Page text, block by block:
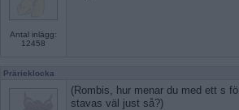
Antal inlägg:
12458
Prärieklocka
(Rombis, hur menar du med ett s
stavas väl just så?)